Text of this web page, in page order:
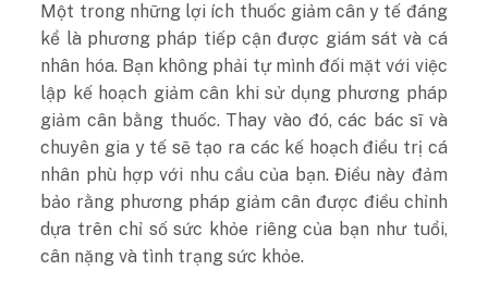
Một trong những lợi ích thuốc giảm cân y tế đáng
kể là phương pháp tiếp cận được giám sát và cá
nhân hóa. Bạn không phải tự mình đối mặt với việc
lập kế hoạch giảm cân khi sử dụng phương pháp
giảm cân bằng thuốc. Thay vào đó, các bác sĩ và
chuyên gia y tế sẽ tạo ra các kế hoạch điều trị cá
nhân phù hợp với nhu cầu của bạn. Điều này đảm
bảo rằng phương pháp giảm cân được điều chỉnh
dựa trên chỉ số sức khỏe riêng của bạn như tuổi,
cân nặng và tình trạng sức khỏe.